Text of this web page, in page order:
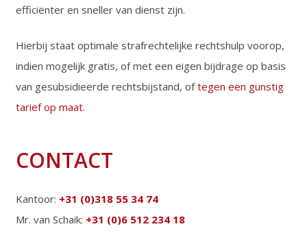
efficiënter en sneller van dienst zijn.
Hierbij staat optimale strafrechtelijke rechtshulp voorop,
indien mogelijk gratis, of met een eigen bijdrage op basis
van gesubsidieerde rechtsbijstand, oftegen een gunstig
tarief op maat.
CONTACT
Kantoor: +31 (0)318 55 34 74
Mr. van Schaik: +31 (0)6 512 234 18